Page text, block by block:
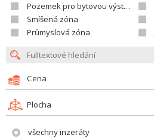
Pozemek pro bytovou výstavbu
Smíšená zóna
Průmyslová zóna
Cena
Plocha
všechny inzeráty